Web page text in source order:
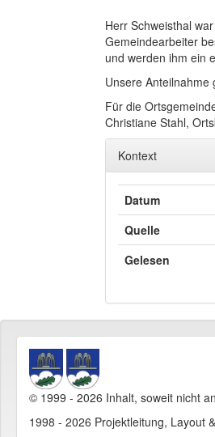
Herr Schweisthal
Gemeindearbeiter
und werden ihm ein
Unsere
Für die
Christiane Stahl,
Kontext
Datum
Quelle
Gelesen
© 1999 - 2026 Inhalt, soweit nicht
1998 - 2026 Projektleitung, Layout